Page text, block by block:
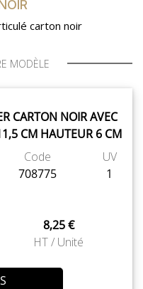
carton noir
MODÈLE
CARTON NOIR AVEC
CM HAUTEUR 6 CM
Code
708775
UV
1
8,25 €
HT / Unité